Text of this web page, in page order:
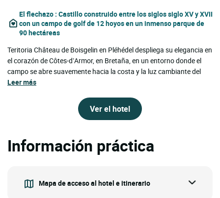
El flechazo : Castillo construido entre los siglos siglo XV y XVII
con un campo de golf de 12 hoyos en un inmenso parque de
90 hectáreas
Teritoria Château de Boisgelin en Pléhédel despliega su elegancia en
el corazón de Côtes-d’Armor, en Bretaña, en un entorno donde el
campo se abre suavemente hacia la costa y la luz cambiante del
Leer más
Ver el hotel
Información práctica
Mapa de acceso al hotel e itinerario